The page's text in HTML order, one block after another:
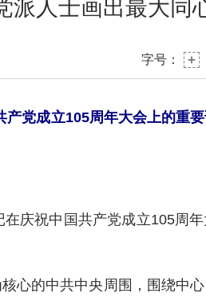
派人士画出最大同
字号：
党成立105周年大会上的重
庆祝中国共产党成立105周
的中共中央周围，围绕中